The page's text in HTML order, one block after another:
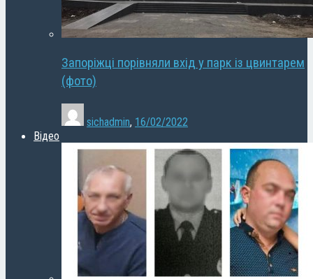
Запоріжці порівняли вхід у парк із цвинтарем
(фото)
sichadmin, 16/02/2022
Відео